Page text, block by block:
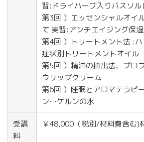
習:ドライハーブ入りバスソル
第3回 ）エッセンシャルオイ
て 実習:アンチエイジング保
第4回 ）トリートメント法 :
症状別トリートメントオイル
第5回 ）精油の抽出法、プロ
ウリップクリーム
第6回 ）睡眠とアロマテラピ
ン…ケルンの水
受講
料
￥48,000（税別/材料費含む)